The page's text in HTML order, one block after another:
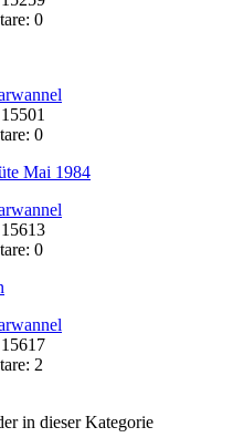
0
0
0
2
in dieser Kategorie